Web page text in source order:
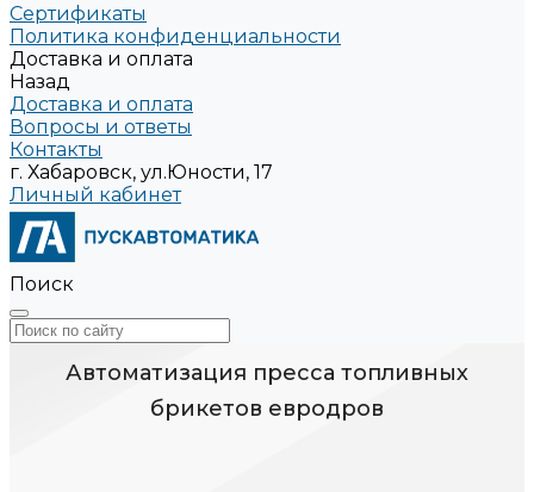
Сертификаты
Политика конфиденциальности
Доставка и оплата
Назад
Доставка и оплата
Вопросы и ответы
Контакты
г. Хабаровск, ул.Юности, 17
Личный кабинет
Поиск
Автоматизация пресса топливных
брикетов евродров